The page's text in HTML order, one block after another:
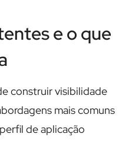
e o que
construir visibilidade
mais comuns
de aplicação